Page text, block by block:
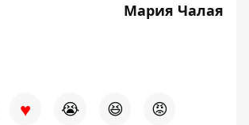
Мария Чалая
♥ 😭 😆 😡